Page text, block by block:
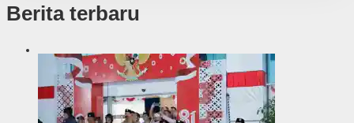
Berita terbaru